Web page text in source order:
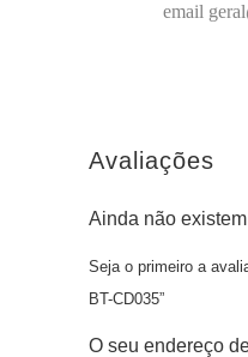
email
Avaliações
Ainda não
Seja o primeiro a
BT-CD035”
O seu endereço